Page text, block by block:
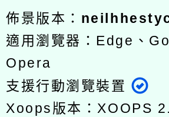
佈景版本：
適用瀏覽器：Edge、
Opera
支援行動瀏覽裝置
Xoops版本： XOOPS